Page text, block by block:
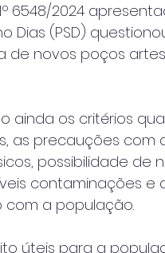
6548/2024
Dias (PSD)
de novos poços
ainda os critérios
as precauções com
possibilidade de
contaminações
a população.
úteis para a